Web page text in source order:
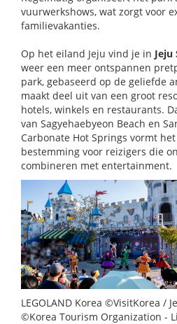
vuurwerkshows, wat zorgt voor
familievakanties.
Op het eiland Jeju vind je in
weer een meer ontspannen
park, gebaseerd op de geliefde
maakt deel uit van een groot
hotels, winkels en restaurants.
van Sagyehaebyeon Beach en
Carbonate Hot Springs vormt
bestemming voor reizigers die
combineren met entertainment.
LEGOLAND Korea ©VisitKorea /
©Korea Tourism Organization -